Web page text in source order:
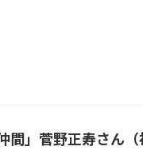
間」菅野正寿さん（